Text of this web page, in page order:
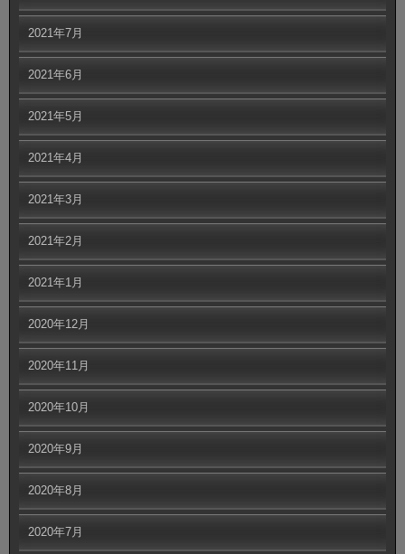
2021年7月
2021年6月
2021年5月
2021年4月
2021年3月
2021年2月
2021年1月
2020年12月
2020年11月
2020年10月
2020年9月
2020年8月
2020年7月